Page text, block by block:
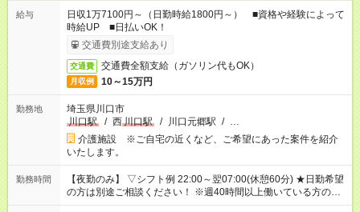
給与
日収1万7100円～（日勤時給1800円～） ■資格や経験によって
時給UP ■日払いOK！
交通費別途支給あり
交通費 交通費全額支給（ガソリン代もOK）
月収例 10～15万円
勤務地
埼玉県川口市
川口駅
/ 西川口駅 / 川口元郷駅 / …
介護施設 ※ご自宅の近くなど、ご希望にあった案件を紹介
いたします。
勤務時間
【夜勤のみ】 ▽シフト例 22:00～翌07:00(休憩60分) ★日勤希望
の方は別途ご相談ください！ ※週40時間以上働いている方のW
ワークはNG